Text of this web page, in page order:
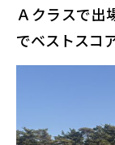
Ａクラスで出
でベストスコ